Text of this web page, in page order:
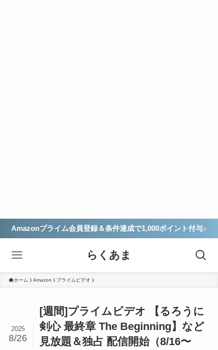
Amazonプライム会員登録＆条件達成で1,000ポイント付与♪
らくあま
ホーム Amazon プライムビデオ
[週間]プライムビデオ 【るろうに
剣心 最終章 The Beginning】など
見放題＆独占 配信開始（8/16〜
2025
8/26